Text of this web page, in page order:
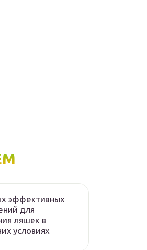
эффективных
для
ляшек в
условиях